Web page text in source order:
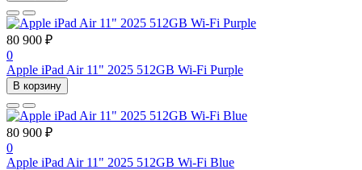
80 900 ₽
0
Apple iPad Air 11" 2025 512GB Wi-Fi Purple
В корзину
80 900 ₽
0
Apple iPad Air 11" 2025 512GB Wi-Fi Blue